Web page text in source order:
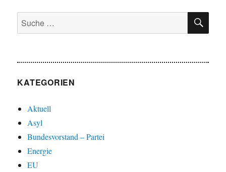
Suche
nach:
KATEGORIEN
Aktuell
Asyl
Bundesvorstand – Partei
Energie
EU